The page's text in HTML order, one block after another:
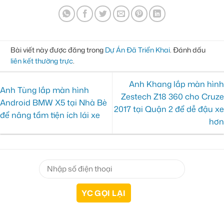
Bài viết này được đăng trong Dự Án Đã Triển Khai. Đánh dấu
liên kết thường trực.
Anh Tùng lắp màn hình
Android BMW X5 tại Nhà Bè
để nâng tầm tiện ích lái xe
Anh Khang lắp màn hình
Zestech Z18 360 cho Cruze
2017 tại Quận 2 để dễ đậu xe
hơn